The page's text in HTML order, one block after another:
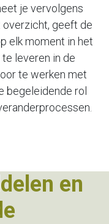
je vervolgens
overzicht, geeft de
elk moment in het
te leveren in de
te werken met
begeleidende rol
en